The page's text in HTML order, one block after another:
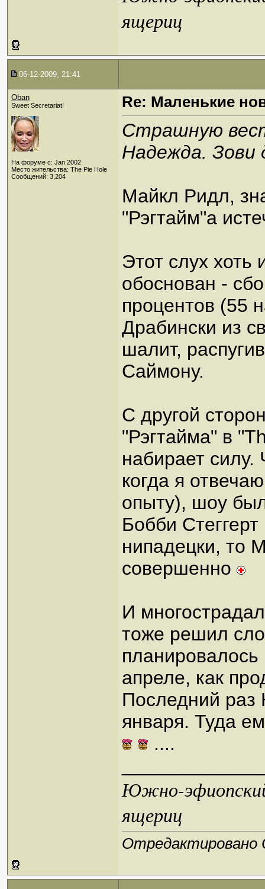
ящериц
06-12-2009, 21:41
Oban
Sweet Secretariat!
На форуме с: Jan 2002
Место жительства: The Pie Hole
Сообщений: 3,204
Re: Маленькие
Страшную
Надежда. Зови
Майкл Ридл,
"Рэгтайм"а
Этот слух хоть
обоснован -
процентов (55
Драбински из
шалит,
Саймону.
С другой
"Рэгтайма" в
набирает силу.
когда я
опыту), шоу
Бобби
нипадецки, то
совершенно
И
тоже решил
планировалось
апреле, как
Последний раз
января. Туда
....
Южно-эфиопский
ящериц
Отредактировано